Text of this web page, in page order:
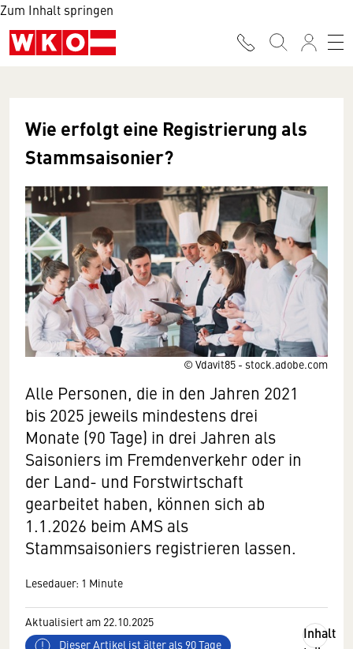
Zum Inhalt springen
© Vdavit85 - stock.adobe.com
Wie erfolgt eine Registrierung als
Stammsaisonier?
Alle Personen, die in den Jahren 2021
bis 2025 jeweils mindestens drei
Monate (90 Tage) in drei Jahren als
Saisoniers im Fremdenverkehr oder in
der Land- und Forstwirtschaft
gearbeitet haben, können sich ab
1.1.2026 beim AMS als
Stammsaisoniers registrieren lassen.
Lesedauer: 1 Minute
Aktualisiert am 22.10.2025
Dieser Artikel ist älter als 90 Tage
Inhalt